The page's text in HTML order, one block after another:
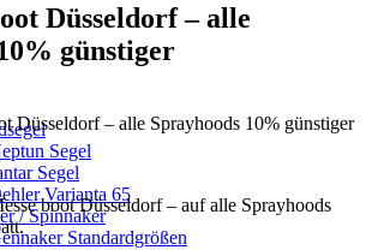
Segel
Segel
Varianta 65
/ Spinnaker
Standardgrößen
Düsseldorf – alle
günstiger
Düsseldorf – alle Sprayhoods 10% günstiger
boot Düsseldorf – auf alle Sprayhoods